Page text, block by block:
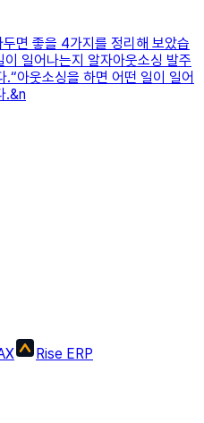
면 좋을 4가지를 정리해 보았습
일어나는지 알자아웃소싱 발주
아웃소싱을 하면 어떤 일이 일어
.&n
Rise ERP